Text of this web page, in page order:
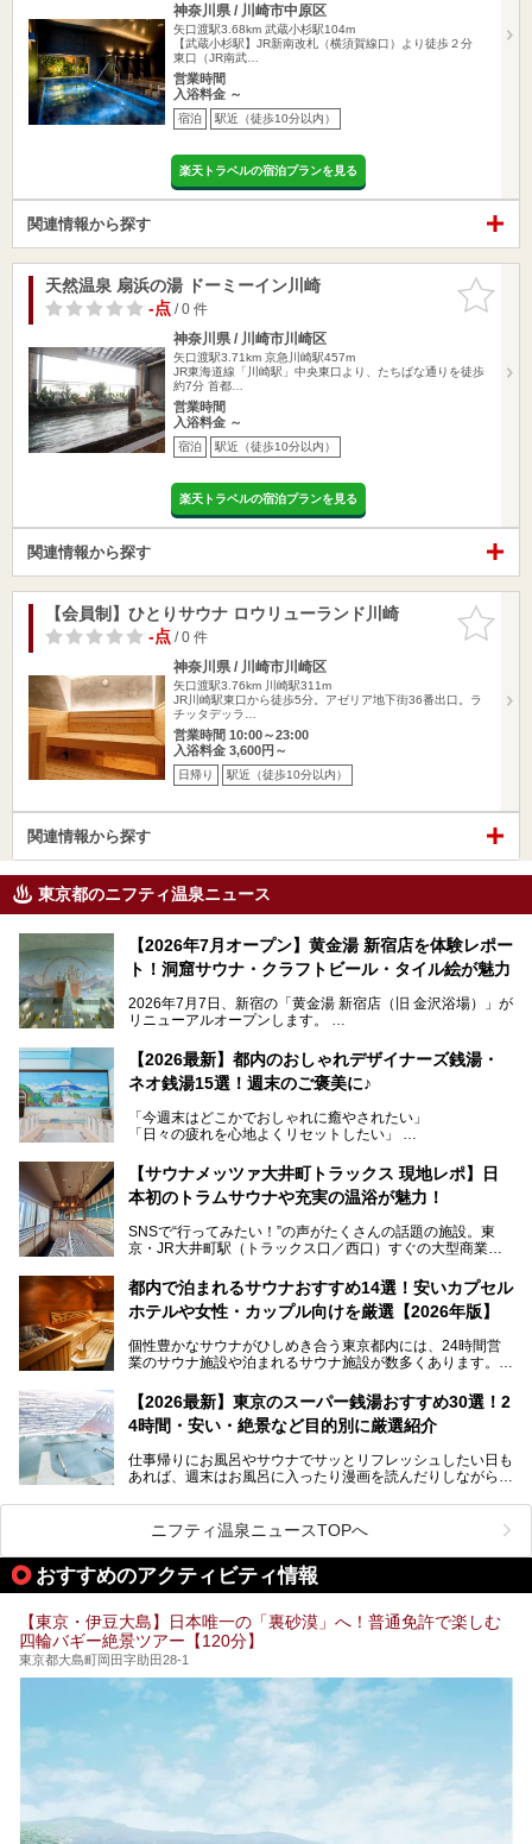
神奈川県 / 川崎市中原区
矢口渡駅3.68km 武蔵小杉駅104m
【武蔵小杉駅】JR新南改札（横須賀線口）より徒歩２分
東口（JR南武…
営業時間
入浴料金 ～
宿泊 駅近（徒歩10分以内）
楽天トラベルの宿泊プランを見る
関連情報から探す
お気に入
りに追加
天然温泉 扇浜の湯 ドーミーイン川崎
-点/ 0 件
神奈川県 / 川崎市川崎区
矢口渡駅3.71km 京急川崎駅457m
JR東海道線「川崎駅」中央東口より、たちばな通りを徒歩
約7分 首都…
営業時間
入浴料金 ～
宿泊 駅近（徒歩10分以内）
楽天トラベルの宿泊プランを見る
関連情報から探す
お気に入
りに追加
【会員制】ひとりサウナ ロウリューランド川崎
-点/ 0 件
神奈川県 / 川崎市川崎区
矢口渡駅3.76km
川崎駅311m
JR川崎駅東口から徒歩5分。アゼリア地下街36番出口。ラ
チッタデッラ…
営業時間 10:00～23:00
入浴料金 3,600円～
日帰り 駅近（徒歩10分以内）
関連情報から探す
東京都のニフティ温泉ニュース
【2026年7月オープン】黄金湯 新宿店を体験レポー
ト！洞窟サウナ・クラフトビール・タイル絵が魅力
2026年7月7日、新宿の「黄金湯 新宿店（旧 金沢浴場）」が
リニューアルオープンします。
レトロでノスタルジックなタイル絵はそのまま、昔からここ
を知る地元の人にも、新しく足を運んでくれる人にも愛され
る、今の時代の"銭湯"として生まれ変わりました。洞窟のよ
ビアバーなど、新しく登場したスポットも併せて紹介しま
す。充実した設備があるのに、基本の入浴料が銭湯価格の5
【2026最新】都内のおしゃれデザイナーズ銭湯・
ネオ銭湯15選！週末のご褒美に♪
「今週末はどこかでおしゃれに癒やされたい」
「日々の疲れを心地よくリセットしたい」
となっている新しいスタイルの銭湯です。
最近、SNSやメディアで「デザイナーズ銭湯」や「ネオ銭
本記事では、そもそもこれらがどんな銭湯なのか、その気に
いおしゃれな名店15選を、おすすめの順番で一挙にご紹介
します。
【サウナメッツァ大井町トラックス 現地レポ】日
本初のトラムサウナや充実の温浴が魅力！
SNSで“行ってみたい！”の声がたくさんの話題の施設。東
京・JR大井町駅（トラックス口／西口）すぐの大型商業施
ツァ大井町トラックス」がニューオープン。施設の様子をレ
ポ―トします。
都内で泊まれるサウナおすすめ14選！安いカプセル
ホテルや女性・カップル向けを厳選【2026年版】
個性豊かなサウナがひしめき合う東京都内には、24時間営
業のサウナ施設や泊まれるサウナ施設が数多くあります。
を旅の目的とする「サ旅」や自分へのご褒美のための宿泊な
ど、自分の好きなタイミングで好きなだけサ活ができるのが
魅力です。
最近では、男性専用施設だけでなく、カップルや女性に嬉し
い個室サウナも増えてきました。
ら、特におすすめしたい施設14選をご紹介します。
してみてください。
【2026最新】東京のスーパー銭湯おすすめ30選！2
4時間・安い・絶景など目的別に厳選紹介
仕事帰りにお風呂やサウナでサッとリフレッシュしたい日も
あれば、週末はお風呂に入ったり漫画を読んだりしながら一
また、終電を逃してしまい、「このまま朝までゆっくりでき
る場所があれば」と探した経験がある人も多いのではないで
しょうか。
そこで本記事では、東京でおすすめのスーパー銭湯を、目的
24時間営業で宿泊できる施設や、1,000円以下で楽しめる安
い施設、デートや休日レジャーにもぴったりなエンタメ要素
が充実した施設など、利用のシーンに合わせて参考にしてく
ださい。
ニフティ温泉ニュースTOPへ
おすすめのアクティビティ情報
【東京・伊豆大島】日本唯一の「裏砂漠」へ！普通免許で楽しむ
四輪バギー絶景ツアー【120分】
東京都大島町岡田字助田28-1